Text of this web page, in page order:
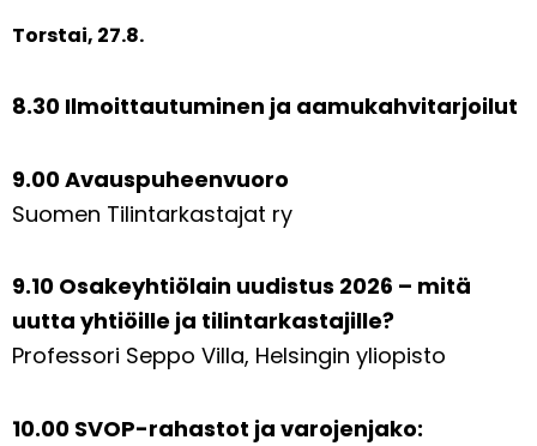
Torstai, 27.8.
8.30 Ilmoittautuminen ja aamukahvitarjoilut
9.00 Avauspuheenvuoro
Suomen Tilintarkastajat ry
9.10 Osakeyhtiölain uudistus 2026 – mitä
uutta yhtiöille ja tilintarkastajille?
Professori Seppo Villa, Helsingin yliopisto
10.00 SVOP-rahastot ja varojenjako: